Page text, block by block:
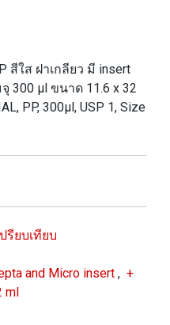
ใส ฝาเกลียว มี insert
300 µl ขนาด 11.6 x 32
PP, 300µl, USP 1, Size
ปรียบเทียบ
and Micro insert , +
ml